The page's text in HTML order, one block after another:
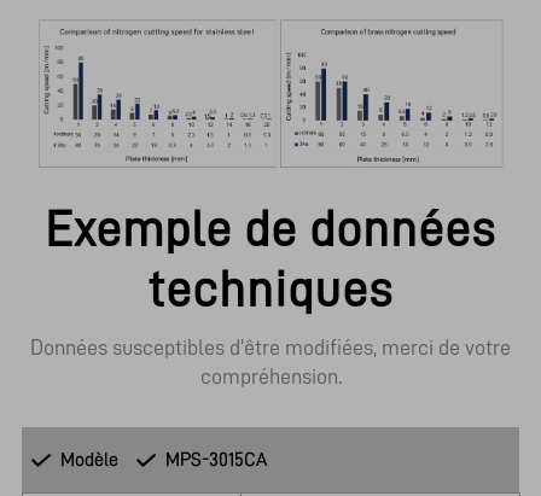
Exemple de données
techniques
compréhension.
Modèle MPS-3015CA